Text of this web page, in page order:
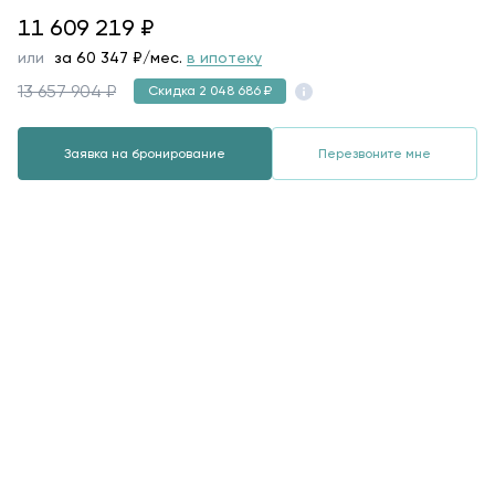
11609219
11 609 219 ₽
или за 60 347 ₽/мес. в ипотеку
13 657 904 ₽ Скидка 2 048 686 ₽
Заявка на бронирование Перезвоните мне